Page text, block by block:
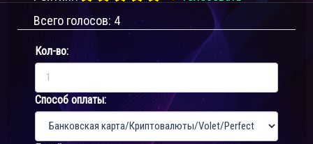
Всего голосов: 4
Кол-во:
Способ оплаты: